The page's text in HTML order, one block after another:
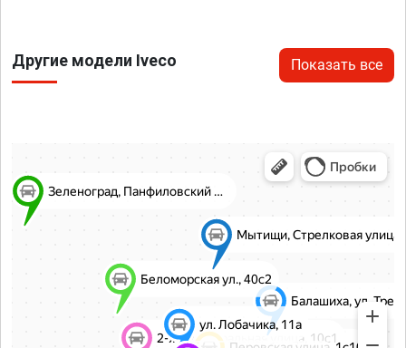
Другие модели Iveco Показать все